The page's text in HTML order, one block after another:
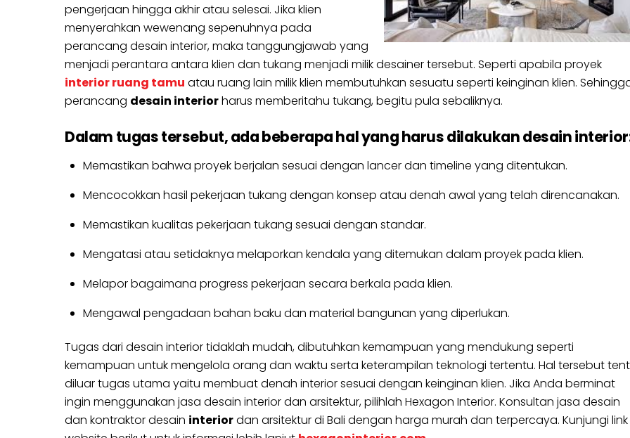
pengerjaan hingga akhir atau selesai. Jika klien
menyerahkan wewenang sepenuhnya pada
perancang desain interior, maka tanggungjawab yang
menjadi perantara antara klien dan tukang menjadi milik desainer tersebut. Seperti apabila proyek
interior ruang tamu atau ruang lain milik klien membutuhkan sesuatu seperti keinginan klien.
perancang desain interiorharus memberitahu tukang, begitu pula sebaliknya.
Dalam tugas tersebut, ada beberapa hal yang harus dilakukan desain
Memastikan bahwa proyek berjalan sesuai dengan lancer dan timeline yang ditentukan.
Mencocokkan hasil pekerjaan tukang dengan konsep atau denah awal yang telah direncanakan.
Memastikan kualitas pekerjaan tukang sesuai dengan standar.
Mengatasi atau setidaknya melaporkan kendala yang ditemukan dalam proyek pada klien.
Melapor bagaimana progress pekerjaan secara berkala pada klien.
Mengawal pengadaan bahan baku dan material bangunan yang diperlukan.
Tugas dari desain interior tidaklah mudah, dibutuhkan kemampuan yang mendukung seperti
kemampuan untuk mengelola orang dan waktu serta keterampilan teknologi tertentu. Hal tersebut
diluar tugas utama yaitu membuat denah interior sesuai dengan keinginan klien. Jika Anda berminat
ingin menggunakan jasa desain interior dan arsitektur, pilihlah Hexagon Interior. Konsultan jasa desain
dan kontraktor desain interiordan arsitektur di Bali dengan harga murah dan terpercaya. Kunjungi link